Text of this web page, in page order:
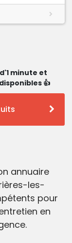
minute et
👍
annuaire
les-
pour
en